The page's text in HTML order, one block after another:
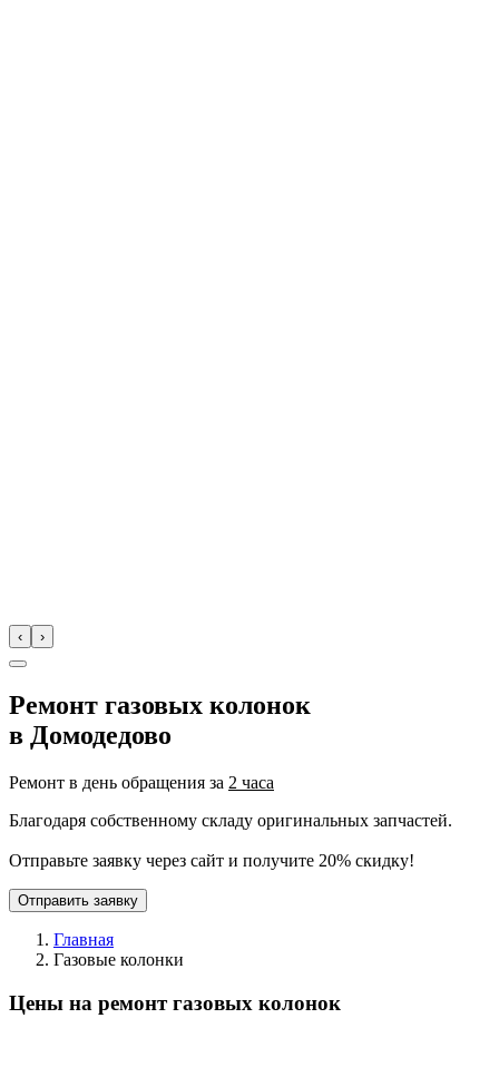
‹ ›
Ремонт газовых колонок
в Домодедово
Ремонт в день обращения за 2 часа
Благодаря собственному складу оригинальных запчастей.
Отправьте заявку через сайт и получите 20% скидку!
Отправить заявку
Главная
Газовые колонки
Цены на ремонт газовых колонок